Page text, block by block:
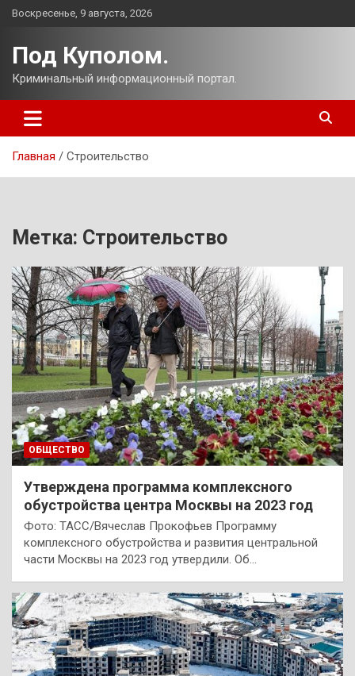
Перейти
Воскресенье, 9 августа, 2026
Под Куполом.
Криминальный информационный портал.
Главная Строительство
Метка: Строительство
ОБЩЕСТВО
Утверждена программа комплексного
обустройства центра Москвы на 2023 год
Фото: ТАСС/Вячеслав Прокофьев Программу
комплексного обустройства и развития центральной
части Москвы на 2023 год утвердили. Об…